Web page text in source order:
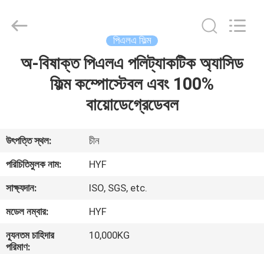
বাড়ি
ভিডিও
সম্পর্কে
কারখানা
পিএলএ ফিল্ম
অ-বিষাক্ত পিএলএ পলিট্যাকটিক অ্যাসিড
ফিল্ম কম্পোস্টেবল এবং 100%
বায়োডেগ্রেডেবল
উৎপত্তি স্থল:
চীন
পরিচিতিমুলক নাম:
HYF
সাক্ষ্যদান:
ISO, SGS, etc.
মডেল নম্বার:
HYF
ন্যূনতম চাহিদার
পরিমাণ:
10,000KG